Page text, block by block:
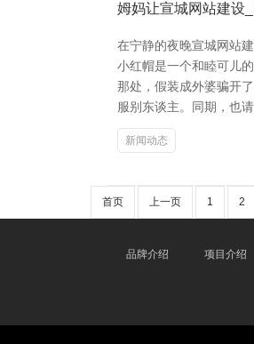
姆妈让宣城网站建设
在宁静的夜晚宣城网站
小红帽是一个和睦可儿
那处，假装成外婆骗开
服别东谈主。同期，也
新闻动态
首页 上一页 1 2
品牌介绍 项目介绍